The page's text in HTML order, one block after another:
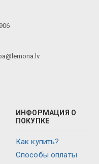
ИНФОРМАЦИЯ О
ПОКУПКЕ
Как купить?
Способы оплаты